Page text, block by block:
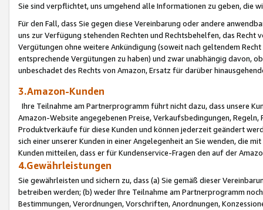
Sie sind verpflichtet, uns umgehend alle Informationen zu geben, die
Für den Fall, dass Sie gegen diese Vereinbarung oder andere
uns zur Verfügung stehenden Rechten und Rechtsbehelfen, das
Vergütungen ohne weitere Ankündigung (soweit nach geltendem
entsprechende Vergütungen zu haben) und zwar unabhängig davon,
unbeschadet des Rechts von Amazon, Ersatz für darüber
3.Amazon-Kunden
Ihre Teilnahme am Partnerprogramm führt nicht dazu, dass unsere
Amazon-Website angegebenen Preise, Verkaufsbedingungen,
Produktverkäufe für diese Kunden und können jederzeit geändert
sich einer unserer Kunden in einer Angelegenheit an Sie wenden, die
Kunden mitteilen, dass er für Kundenservice-Fragen den auf der
4.Gewährleistungen
Sie gewährleisten und sichern zu, dass (a) Sie gemäß dieser
betreiben werden; (b) weder Ihre Teilnahme am Partnerprogramm
Bestimmungen, Verordnungen, Vorschriften, Anordnungen,